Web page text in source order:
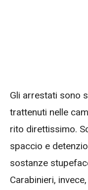
Gli arrestati sono
trattenuti nelle
rito direttissimo.
spaccio e
sostanze
Carabinieri,